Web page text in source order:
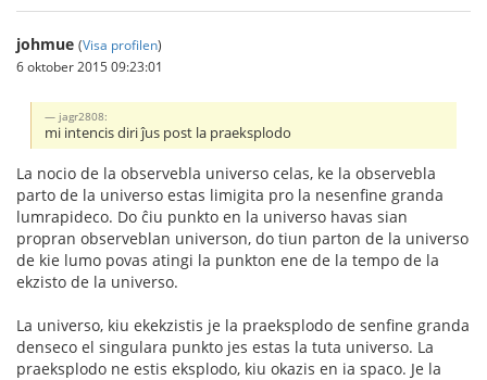
johmue (Visa profilen)
6 oktober 2015 09:23:01
jagr2808:
mi intencis diri ĵus post la praeksplodo
La nocio de la observebla universo celas, ke la observebla
parto de la universo estas limigita pro la nesenfine granda
lumrapideco. Do ĉiu punkto en la universo havas sian
propran observeblan universon, do tiun parton de la universo
de kie lumo povas atingi la punkton ene de la tempo de la
ekzisto de la universo.
La universo, kiu ekekzistis je la praeksplodo de senfine granda
denseco el singulara punkto jes estas la tuta universo. La
praeksplodo ne estis eksplodo, kiu okazis en ia spaco. Je la